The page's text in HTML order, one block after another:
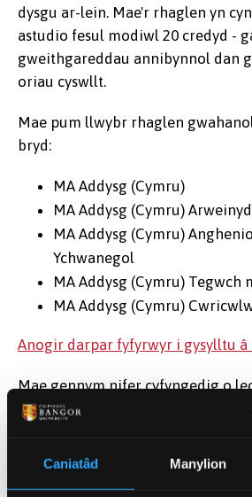
Caniatâd Manylion
dysgu ar-lein. Mae'r rhaglen yn
astudio fesul modiwl 20 credyd -
gweithgareddau annibynnol dan
oriau cyswllt.
Mae pum llwybr rhaglen
bryd:
MA Addysg (Cymru)
MA Addysg (Cymru)
MA Addysg (Cymru)
Ychwanegol
MA Addysg (Cymru) Tegwch
MA Addysg (Cymru)
Anogir darpar fyfyrwyr i gysylltu â
Mae gennym nifer cyfyngedig o
Lywodraeth Cymru ar gael i
fanylion pellach.